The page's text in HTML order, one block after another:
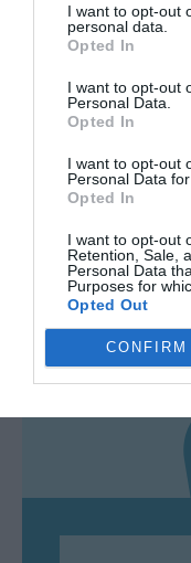
recopilación y uso de
Privacidad.
terceros por nuestra
exclusión y confirme
después de que se
posible que continúe
basados en la
en información
Puede optar por no
su información
participantes
I want to opt-out
personal data.
Opted In
I want to opt-out
Personal Data.
Opted In
I want to opt-out
Personal Data
Opted In
I want to opt-out
Retention, Sale,
Personal Data
Purposes for
Opted Out
CONFIRM
Le ha gustado